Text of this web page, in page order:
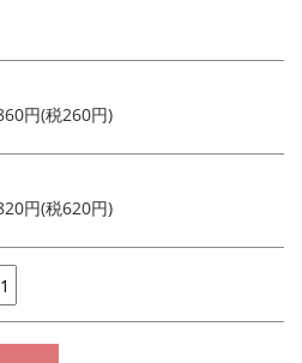
円(税260円)
円(税620円)